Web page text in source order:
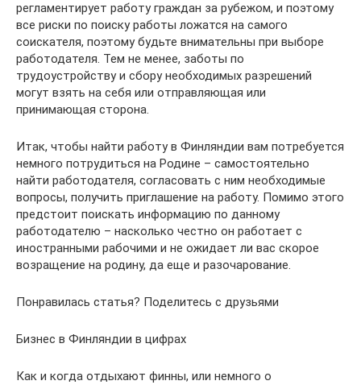
регламентирует работу граждан за рубежом, и поэтому
все риски по поиску работы ложатся на самого
соискателя, поэтому будьте внимательны при выборе
работодателя. Тем не менее, заботы по
трудоустройству и сбору необходимых разрешений
могут взять на себя или отправляющая или
принимающая сторона.
Итак, чтобы найти работу в Финляндии вам потребуется
немного потрудиться на Родине – самостоятельно
найти работодателя, согласовать с ним необходимые
вопросы, получить приглашение на работу. Помимо этого
предстоит поискать информацию по данному
работодателю – насколько честно он работает с
иностранными рабочими и не ожидает ли вас скорое
возращение на родину, да еще и разочарование.
Понравилась статья? Поделитесь с друзьями
Бизнес в Финляндии в цифрах
Как и когда отдыхают финны, или немного о